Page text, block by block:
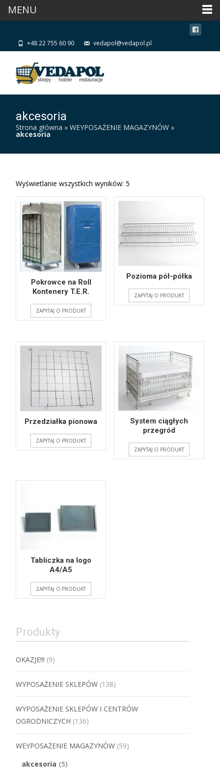
+48 22 755 60 90 vedapol@vedapol.pl
akcesoria
Strona główna » WEYPOSAŻENIE MAGAZYNÓW »
akcesoria
Wyświetlanie wszystkich wyników: 5
Pokrowce na Roll
Kontenery T.E.R.
ZAPYTAJ O PRODUKT
Pozioma pół-półka
ZAPYTAJ O PRODUKT
Przedziałka pionowa
ZAPYTAJ O PRODUKT
System ciągłych
przegród
ZAPYTAJ O PRODUKT
Tabliczka na logo
A4/A5
ZAPYTAJ O PRODUKT
Produkty
OKAZJE!!! (9)
WYPOSAŻENIE SKLEPÓW (138)
WYPOSAŻENIE SKLEPÓW I CENTRÓW
OGRODNICZYCH (136)
WEYPOSAŻENIE MAGAZYNÓW (59)
akcesoria (5)
MENU